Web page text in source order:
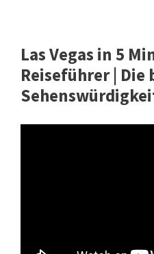
Las Vegas in 5
Reiseführer | Die